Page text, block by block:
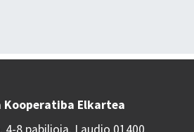
Kooperatiba Elkartea